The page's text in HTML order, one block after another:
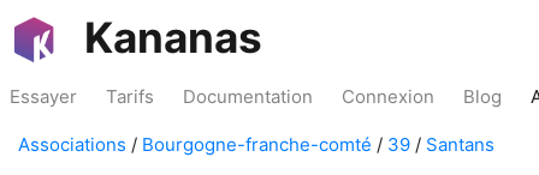
Kananas
Essayer Tarifs Documentation Connexion Blog
Associations / Bourgogne-franche-comté / 39 / Santans